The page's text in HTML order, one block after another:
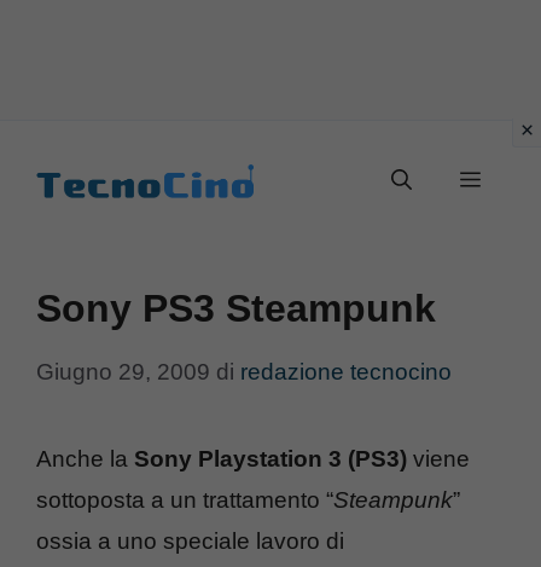
Menu
Sony PS3 Steampunk
Giugno 29, 2009 di redazione tecnocino
Anche la Sony Playstation 3 (PS3) viene
sottoposta a un trattamento “Steampunk”
ossia a uno speciale lavoro di